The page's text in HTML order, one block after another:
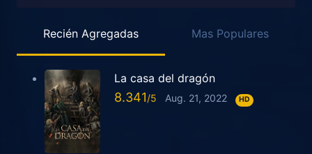
Recién Agregadas Mas Populares
La casa del dragón
8.341 Aug. 21, 2022 HD